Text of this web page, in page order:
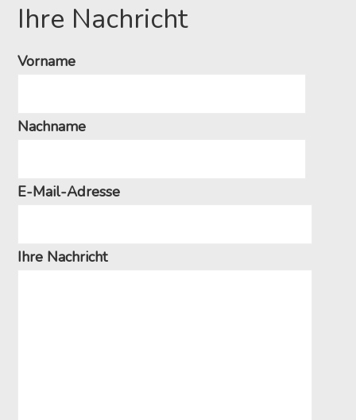
Ihre Nachricht
Vorname
Nachname
E-Mail-Adresse
Ihre Nachricht